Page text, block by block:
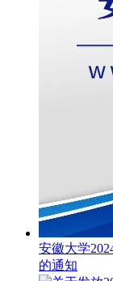
安徽大学
的通知